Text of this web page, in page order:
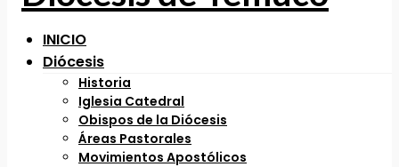
INICIO
Diócesis
Historia
Iglesia Catedral
Obispos de la Diócesis
Áreas Pastorales
Movimientos Apostólicos